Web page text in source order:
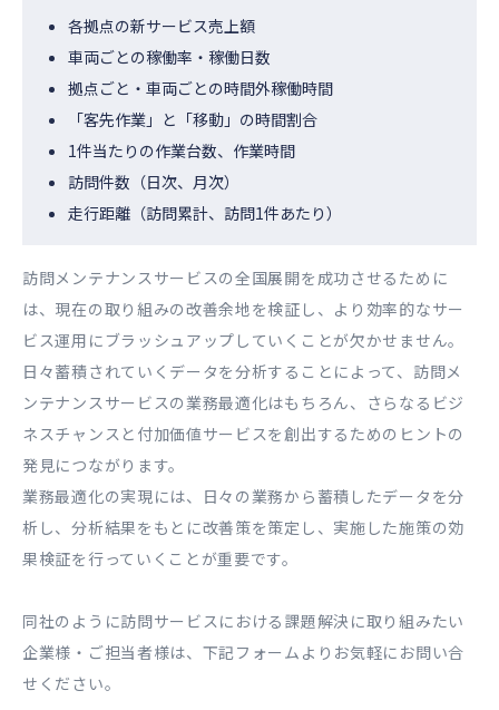
各拠点の新サービス売上額
車両ごとの稼働率・稼働日数
拠点ごと・車両ごとの時間外稼働時間
「客先作業」と「移動」の時間割合
1件当たりの作業台数、作業時間
訪問件数（日次、月次）
走行距離（訪問累計、訪問1件あたり）
訪問メンテナンスサービスの全国展開を成功させるために
は、現在の取り組みの改善余地を検証し、より効率的なサー
ビス運用にブラッシュアップしていくことが欠かせません。
日々蓄積されていくデータを分析することによって、訪問メ
ンテナンスサービスの業務最適化はもちろん、さらなるビジ
ネスチャンスと付加価値サービスを創出するためのヒントの
発見につながります。
業務最適化の実現には、日々の業務から蓄積したデータを分
析し、分析結果をもとに改善策を策定し、実施した施策の効
果検証を行っていくことが重要です。
同社のように訪問サービスにおける課題解決に取り組みたい
企業様・ご担当者様は、下記フォームよりお気軽にお問い合
せください。